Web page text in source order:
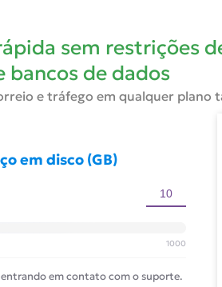
sem restrições
bancos de dados
e tráfego em qualquer
em disco (GB)
1000
em contato com o suporte.